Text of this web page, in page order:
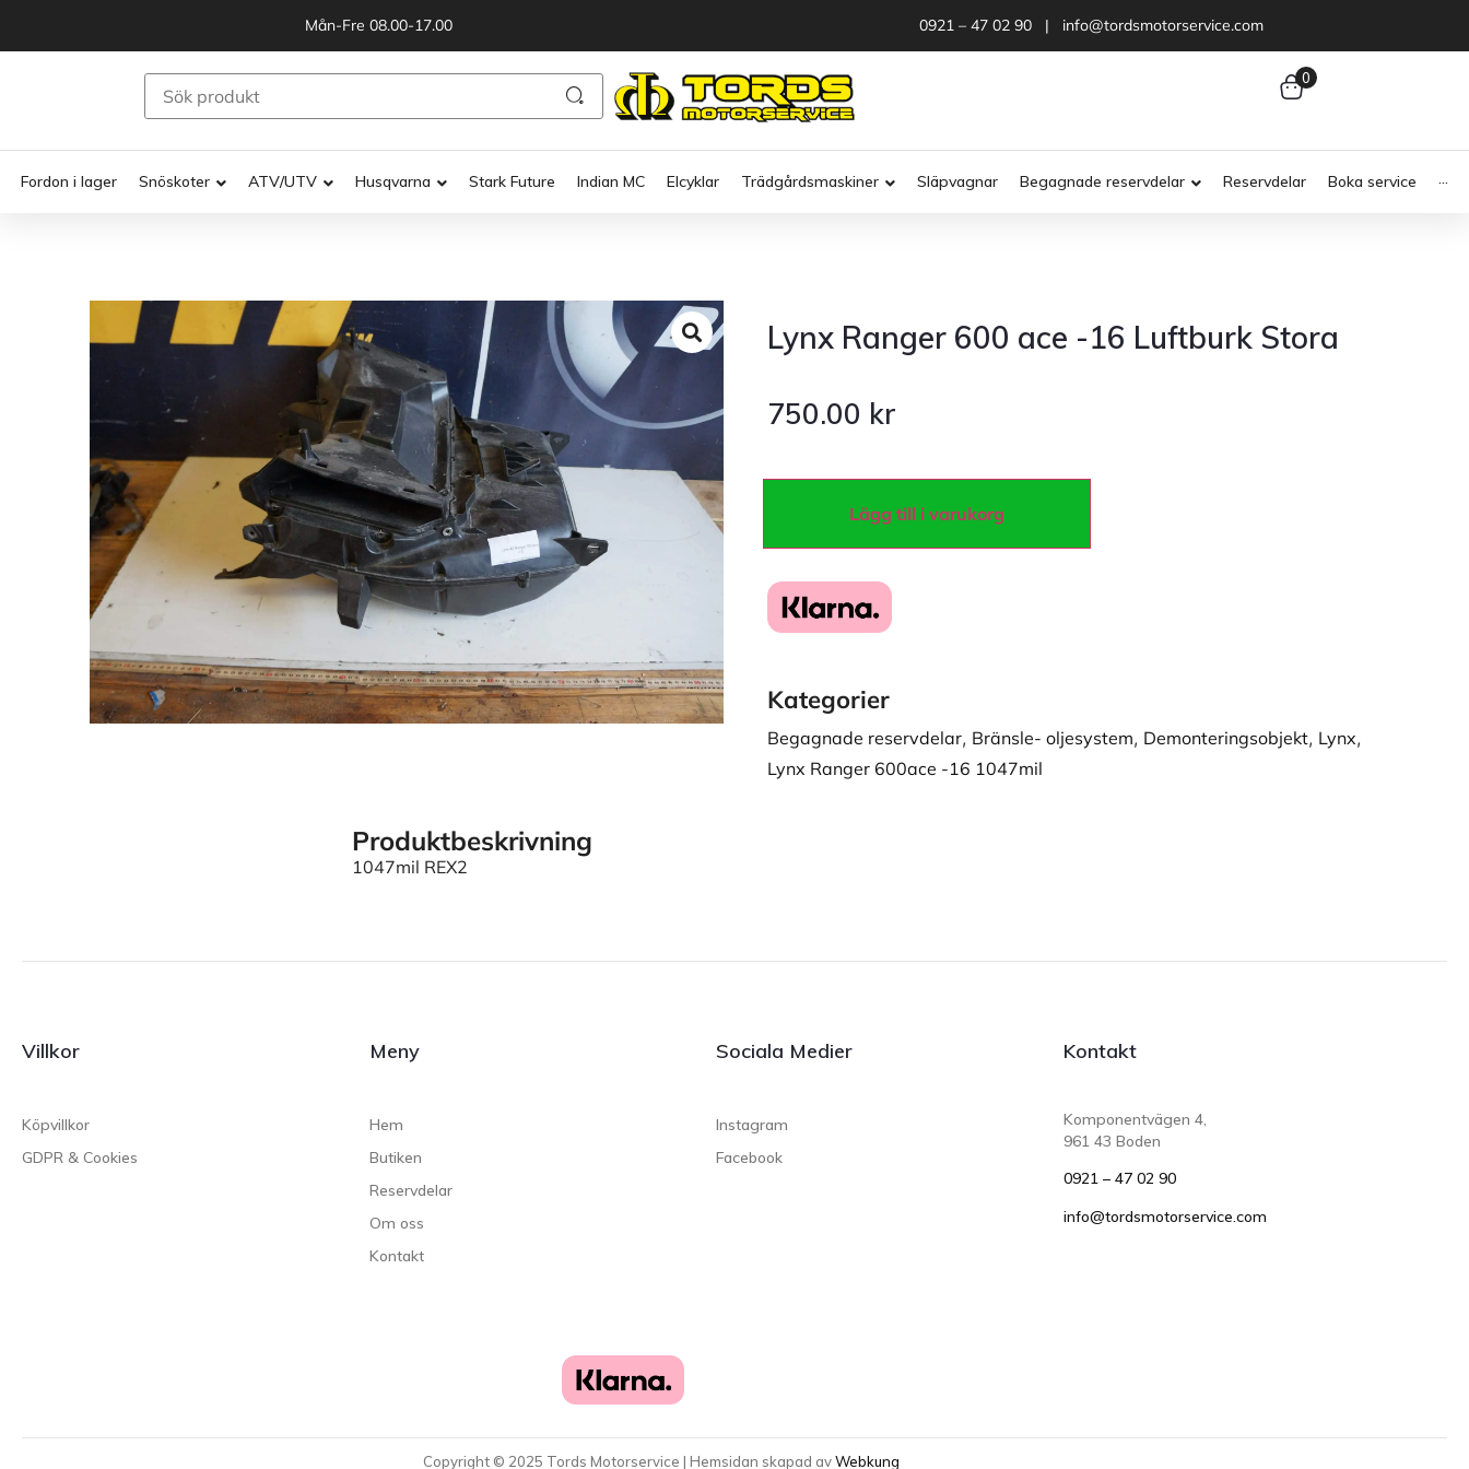
Mån-Fre 08.00-17.00 0921 – 47 02 90 | info@tordsmotorservice.com
0
Fordon i lager Snöskoter ATV/UTV Husqvarna Stark Future Indian MC Elcyklar Trädgårdsmaskiner Släpvagnar Begagnade reservdelar Reservdelar Boka service ···
Lynx Ranger 600 ace -16 Luftburk Stora
750.00 kr
Lägg till i varukorg
Kategorier
Begagnade reservdelar, Bränsle- oljesystem, Demonteringsobjekt, Lynx,
Lynx Ranger 600ace -16 1047mil
Produktbeskrivning
1047mil REX2
Villkor
Köpvillkor
GDPR & Cookies
Meny
Hem
Butiken
Reservdelar
Om oss
Kontakt
Sociala Medier
Instagram
Facebook
Kontakt
Komponentvägen 4,
961 43 Boden
0921 – 47 02 90
info@tordsmotorservice.com
Copyright © 2025 Tords Motorservice | Hemsidan skapad avWebkung